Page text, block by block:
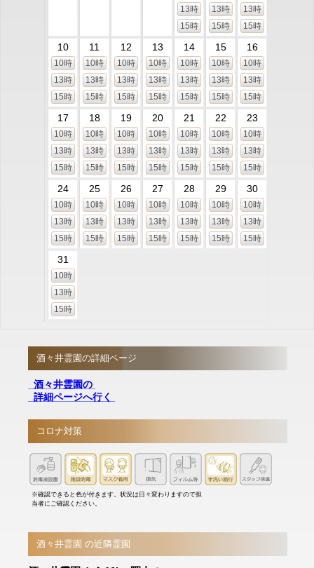
13時
15時
13時
15時
13時
15時
10
10時
13時
15時
11
10時
13時
15時
12
10時
13時
15時
13
10時
13時
15時
14
10時
13時
15時
15
10時
13時
15時
16
10時
13時
15時
17
10時
13時
15時
18
10時
13時
15時
19
10時
13時
15時
20
10時
13時
15時
21
10時
13時
15時
22
10時
13時
15時
23
10時
13時
15時
24
10時
13時
15時
25
10時
13時
15時
26
10時
13時
15時
27
10時
13時
15時
28
10時
13時
15時
29
10時
13時
15時
30
10時
13時
15時
31
10時
13時
15時
酒々井霊園の詳細ページ
酒々井霊園の
詳細ページへ行く
コロナ対策
※確認できると色が付きます。状況は日々変わりますので担
当者にご確認ください。
酒々井霊園 の近隣霊園